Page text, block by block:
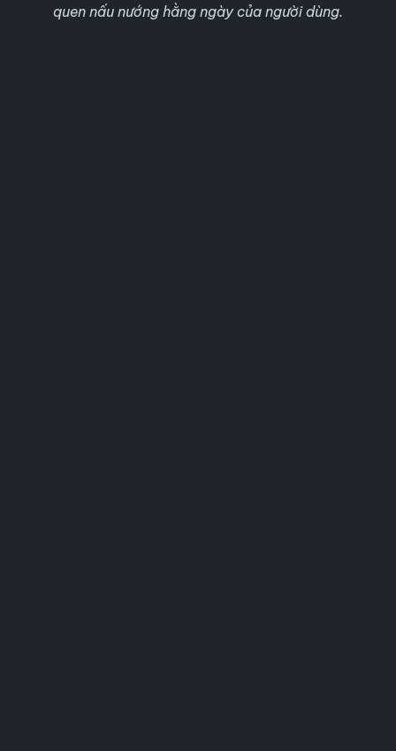
quen nấu nướng hằng ngày của người dùng.